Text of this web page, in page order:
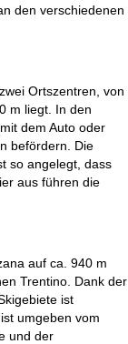
den verschiedenen
Ortszentren, von
m liegt. In den
dem Auto oder
befördern. Die
so angelegt, dass
aus führen die
auf ca. 940 m
Trentino. Dank der
ist
umgeben vom
und der